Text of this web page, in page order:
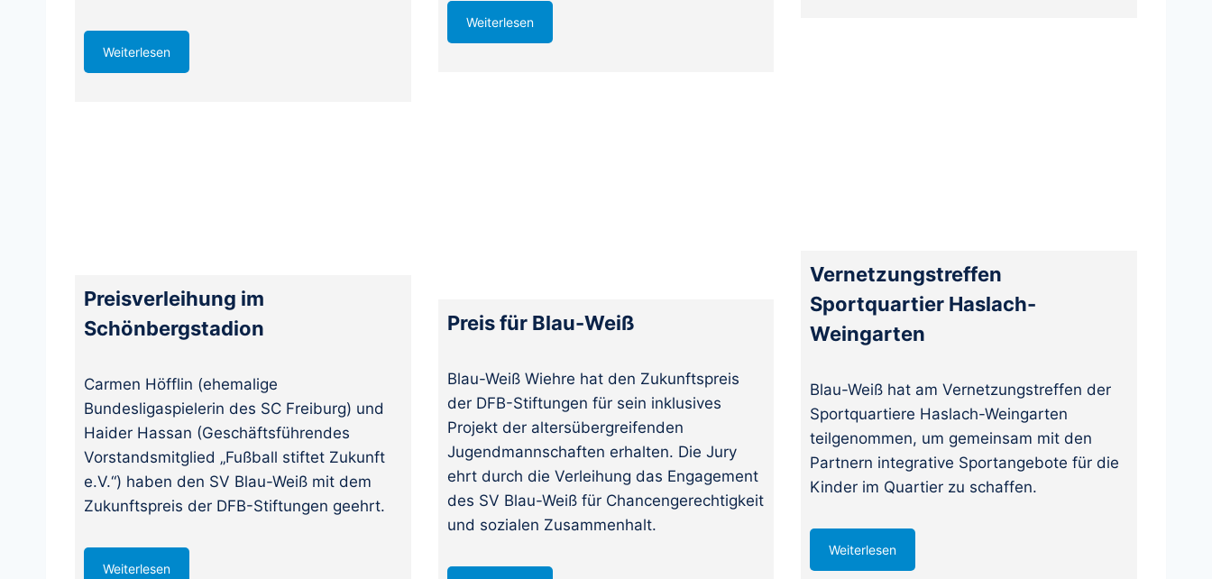
Weiterlesen
Weiterlesen
Preisverleihung im
Schönbergstadion
Carmen Höfflin (ehemalige
Bundesligaspielerin des SC Freiburg) und
Haider Hassan (Geschäftsführendes
Vorstandsmitglied „Fußball stiftet Zukunft
e.V.“) haben den SV Blau-Weiß mit dem
Zukunftspreis der DFB-Stiftungen geehrt.
Weiterlesen
Preis für Blau-Weiß
Blau-Weiß Wiehre hat den Zukunftspreis
der DFB-Stiftungen für sein inklusives
Projekt der altersübergreifenden
Jugendmannschaften erhalten. Die Jury
ehrt durch die Verleihung das Engagement
des SV Blau-Weiß für Chancengerechtigkeit
und sozialen Zusammenhalt.
Vernetzungstreffen
Sportquartier Haslach-
Weingarten
Blau-Weiß hat am Vernetzungstreffen der
Sportquartiere Haslach-Weingarten
teilgenommen, um gemeinsam mit den
Partnern integrative Sportangebote für die
Kinder im Quartier zu schaffen.
Weiterlesen